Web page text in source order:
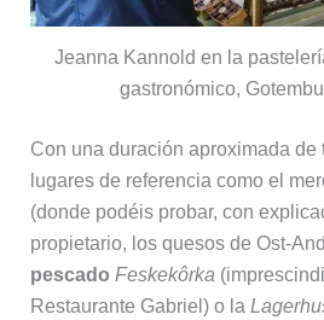
Jeanna Kannold en la
gastronómico,
Con una duración aproximada de
lugares de referencia como el
(donde podéis probar, con
propietario, los quesos de Ost-
pescado Feskekôrka
Restaurante Gabriel) o la